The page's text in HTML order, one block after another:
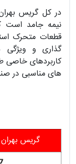
در کل گریس
نیمه جامد
قطعات متحرک
گذاری و ویژگی
کاربردهای خاصی
های مناسبی در
گریس